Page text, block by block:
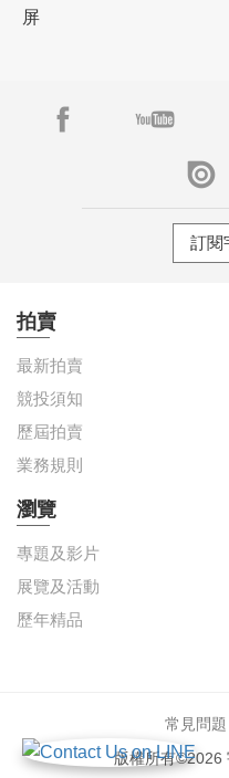
屏
訂閱
拍賣
最新拍賣
競投須知
歷屆拍賣
業務規則
瀏覽
專題及影片
展覽及活動
歷年精品
常見問題
版權所有©2026